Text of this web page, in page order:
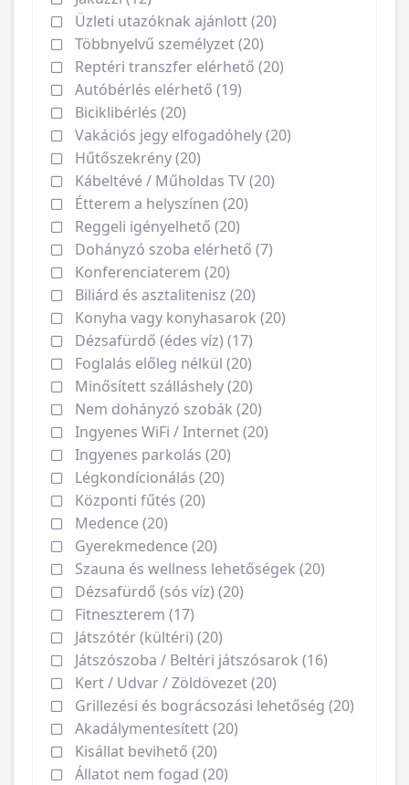
Üzleti utazóknak ajánlott (20)
Többnyelvű személyzet (20)
Reptéri transzfer elérhető (20)
Autóbérlés elérhető (19)
Biciklibérlés (20)
Vakációs jegy elfogadóhely (20)
Hűtőszekrény (20)
Kábeltévé / Műholdas TV (20)
Étterem a helyszínen (20)
Reggeli igényelhető (20)
Dohányzó szoba elérhető (7)
Konferenciaterem (20)
Biliárd és asztalitenisz (20)
Konyha vagy konyhasarok (20)
Dézsafürdő (édes víz) (17)
Foglalás előleg nélkül (20)
Minősített szálláshely (20)
Nem dohányzó szobák (20)
Ingyenes WiFi / Internet (20)
Ingyenes parkolás (20)
Légkondícionálás (20)
Központi fűtés (20)
Medence (20)
Gyerekmedence (20)
Szauna és wellness lehetőségek (20)
Dézsafürdő (sós víz) (20)
Fitneszterem (17)
Játszótér (kültéri) (20)
Játszószoba / Beltéri játszósarok (16)
Kert / Udvar / Zöldövezet (20)
Grillezési és bográcsozási lehetőség (20)
Akadálymentesített (20)
Kisállat bevihető (20)
Állatot nem fogad (20)